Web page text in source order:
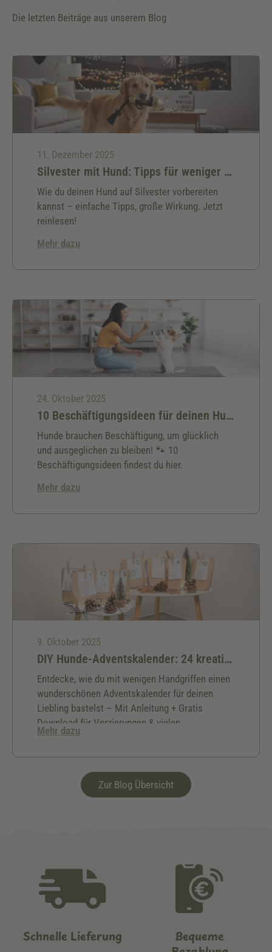
Die letzten Beiträge aus unserem Blog
11. Dezember 2025
Silvester mit Hund: Tipps für weniger Stress
Wie du deinen Hund auf Silvester vorbereiten
kannst – einfache Tipps, große Wirkung. Jetzt
reinlesen!
Mehr dazu
24. Oktober 2025
10 Beschäftigungsideen für deinen Hund
Hunde brauchen Beschäftigung, um glücklich
und ausgeglichen zu bleiben! 🐾 10
Beschäftigungsideen findest du hier.
Mehr dazu
9. Oktober 2025
DIY Hunde-Adventskalender: 24 kreative Ideen & kostenlose Bastelanleitung für deinen Hund
Entdecke, wie du mit wenigen Handgriffen einen
wunderschönen Adventskalender für deinen
Liebling bastelst – Mit Anleitung + Gratis
Download für Verzierungen & vielen
Geschenkideen.🎅🏻
Mehr dazu
Zur Blog Übersicht
Schnelle Lieferung
Bequeme